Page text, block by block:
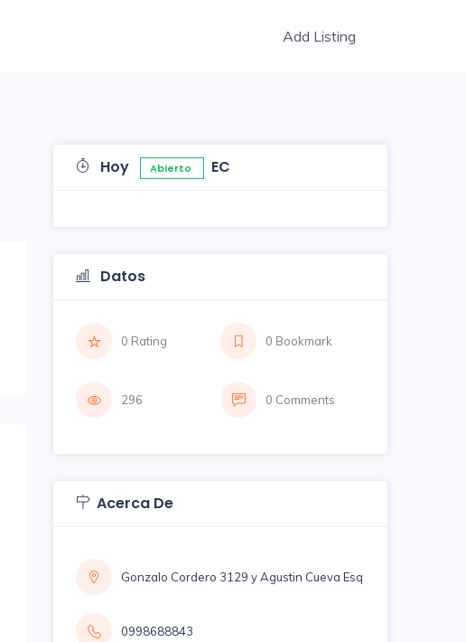
Add Listing
Hoy Abierto EC
Datos
0 Rating 0 Bookmark
296 0 Comments
Acerca De
Gonzalo Cordero 3129 y Agustin Cueva Esq
0998688843